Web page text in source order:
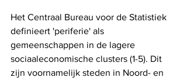
Het Centraal Bureau voor de Statistiek
definieert 'periferie' als
gemeenschappen in de lagere
sociaaleconomische clusters (1-5). Dit
zijn voornamelijk steden in Noord- en